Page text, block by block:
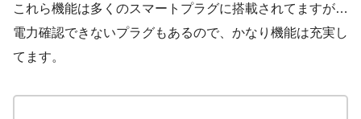
これら機能は多くのスマートプラグに搭載されてますが…
電力確認できないプラグもあるので、かなり機能は充実し
てます。